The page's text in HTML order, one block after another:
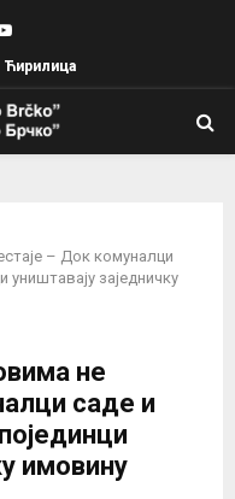
Youtube
Ћирилица
– Док комуналци
уништавају заједничку
не
саде и
имовину